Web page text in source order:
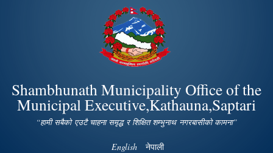
Skip to
main
content
Shambhunath Municipality Office of the
Municipal Executive,Kathauna,Saptari
“हामी सबैको एउटै चाहना समृद्ध र शिक्षित शम्भुनाथ नगरबासीको कामना”
English नेपाली